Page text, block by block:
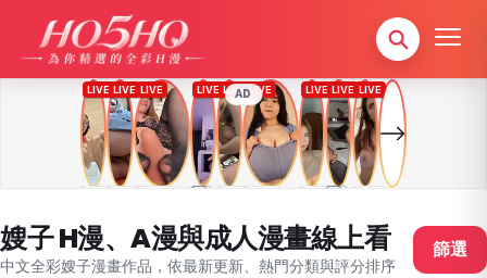
AD
嫂子 H漫、A漫與成人漫畫線上看
中文全彩嫂子漫畫作品，依最新更新、熱門分類與評分排序
篩選